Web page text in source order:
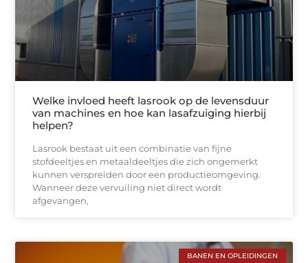
Welke invloed heeft lasrook op de levensduur
van machines en hoe kan lasafzuiging hierbij
helpen?
Lasrook bestaat uit een combinatie van fijne
stofdeeltjes en metaaldeeltjes die zich ongemerkt
kunnen verspreiden door een productieomgeving.
Wanneer deze vervuiling niet direct wordt
afgevangen,
BANEN EN OPLEIDINGEN